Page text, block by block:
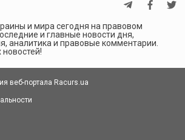
и мира сегодня на правовом
и главные новости дня,
аналитика и правовые комментарии.
новостей!
веб-портала Racurs.ua